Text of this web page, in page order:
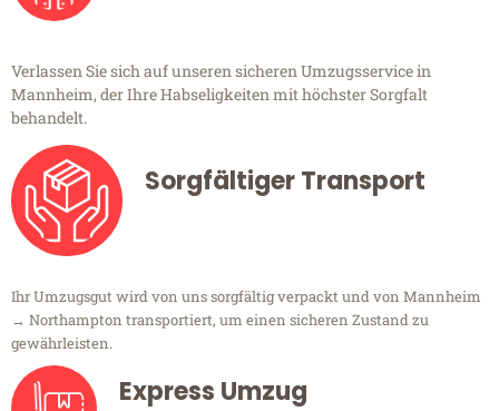
Verlassen Sie sich auf unseren sicheren Umzugsservice in
Mannheim, der Ihre Habseligkeiten mit höchster Sorgfalt
behandelt.
Sorgfältiger Transport
Ihr Umzugsgut wird von uns sorgfältig verpackt und von Mannheim
→ Northampton transportiert, um einen sicheren Zustand zu
gewährleisten.
Express Umzug